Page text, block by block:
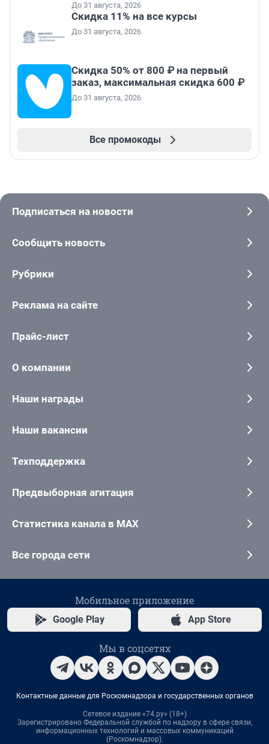
До 31 августа, 2026
Скидка 11% на все курсы
До 31 августа, 2026
Скидка 50% от 800 ₽ на первый
заказ, максимальная скидка 600 ₽
До 31 августа, 2026
Все промокоды
Подписаться на новости
Сообщить новость
Рубрики
Реклама на сайте
Прайс-лист
О компании
Наши награды
Наши вакансии
Техподдержка
Предвыборная агитация
Статистика канала в MAX
Все города сети
Мобильное приложение
Google Play App Store
Мы в соцсетях
Контактные данные для Роскомнадзора и государственных органов
Сетевое издание «74.ру» (18+)
Зарегистрировано Федеральной службой по надзору в сфере связи,
информационных технологий и массовых коммуникаций
(Роскомнадзор).